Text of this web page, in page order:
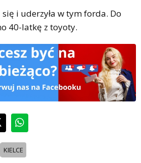
i uderzyła w tym forda. Do
40-latkę z toyoty.
KIELCE